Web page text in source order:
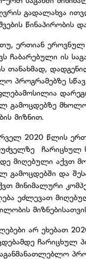
გადალახვა
წინაპირობის
თუ, ერთიან
ჩაბარებული ის
თანახმად,
პროგრამებზე
გამოცდებზე
მიზნით.
2020 წლის
ჩარიცხულ
მიღებული აქვთ
გამოცდებში და
მინიმალური
ეძლევათ
არ ეხებათ
ჩარიცხულ